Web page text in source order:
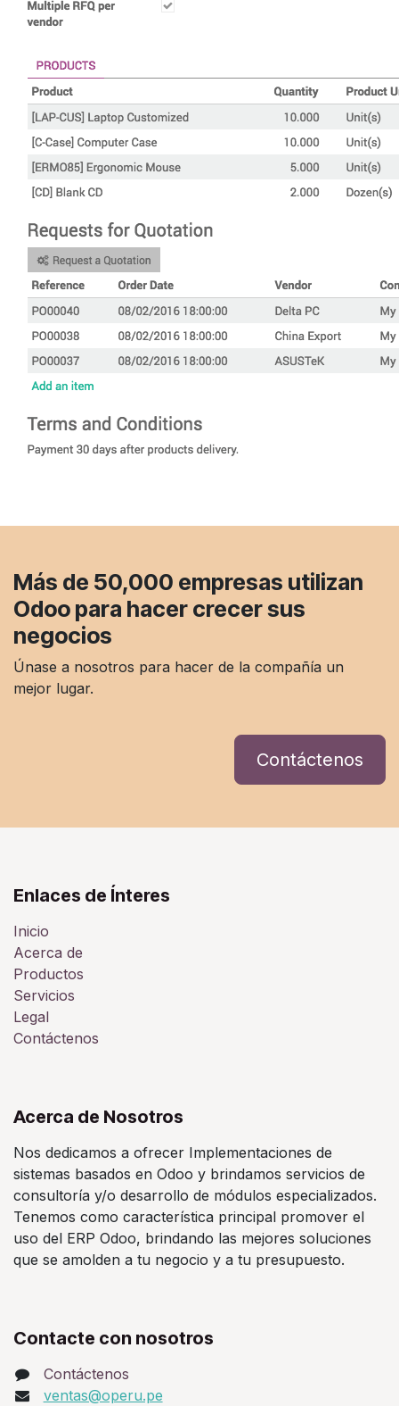
Más de 50,000 empresas utilizan
Odoo para hacer crecer sus
negocios
Únase a nosotros para hacer de la compañía un
mejor lugar.
Contáctenos
Enlaces de Ínteres
Inicio
Acerca de
Productos
Servicios
Legal
Contáctenos
Acerca de Nosotros
Nos dedicamos a ofrecer Implementaciones de
sistemas basados en Odoo y brindamos servicios de
consultoría y/o desarrollo de módulos especializados.
Tenemos como característica principal promover el
uso del ERP Odoo, brindando las mejores soluciones
que se amolden a tu negocio y a tu presupuesto.
Contacte con nosotros
Contáctenos
ventas@operu.pe